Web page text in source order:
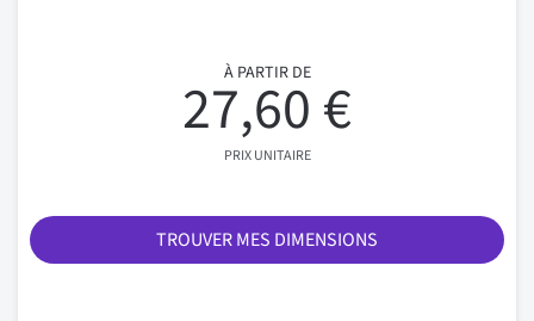
À PARTIR DE
27,60 €
PRIX UNITAIRE
TROUVER MES DIMENSIONS